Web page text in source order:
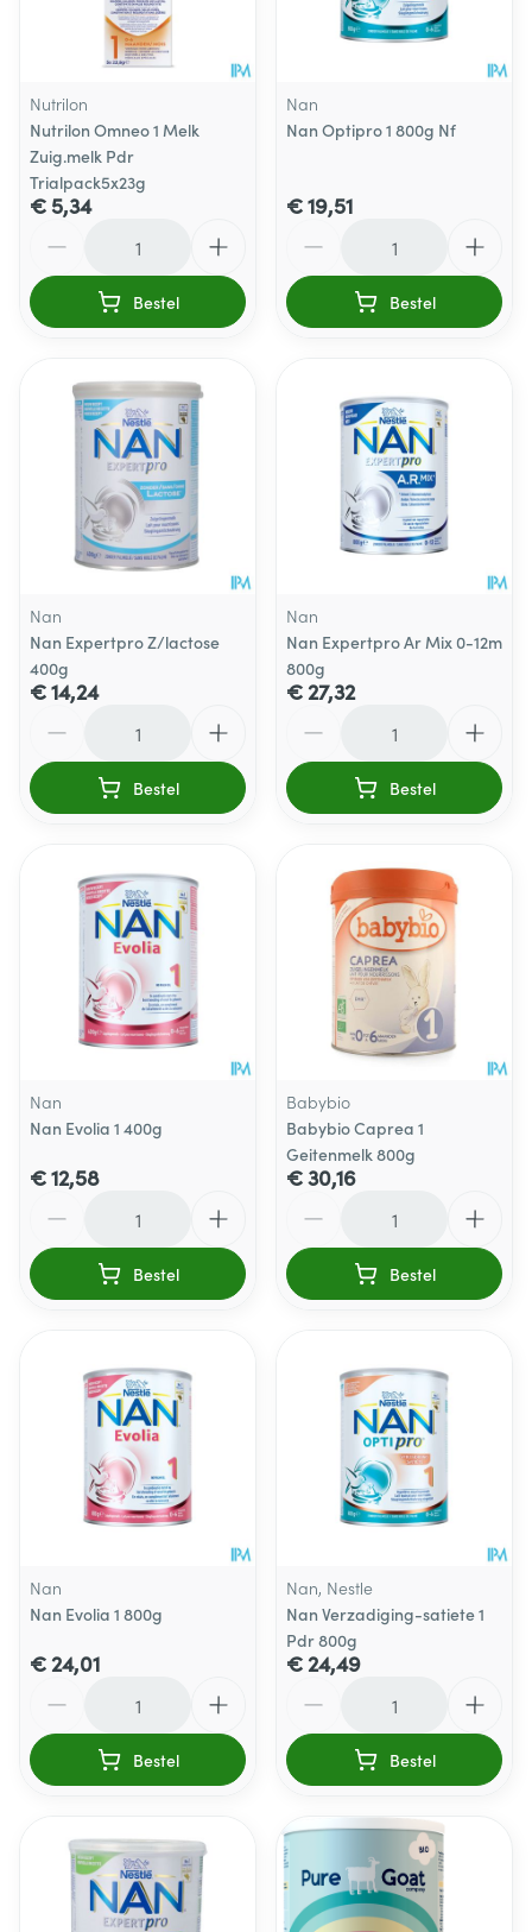
Nutrilon
Nutrilon Omneo 1 Melk
Zuig.melk Pdr
Trialpack5x23g
€ 5,34
Bestel
Nan
Nan Optipro 1 800g Nf
€ 19,51
Bestel
Nan
Nan Expertpro Z/lactose
400g
€ 14,24
Bestel
Nan
Nan Expertpro Ar Mix 0-12m
800g
€ 27,32
Bestel
Nan
Nan Evolia 1 400g
€ 12,58
Bestel
Babybio
Babybio Caprea 1
Geitenmelk 800g
€ 30,16
Bestel
Nan
Nan Evolia 1 800g
€ 24,01
Bestel
Nan, Nestle
Nan Verzadiging-satiete 1
Pdr 800g
€ 24,49
Bestel